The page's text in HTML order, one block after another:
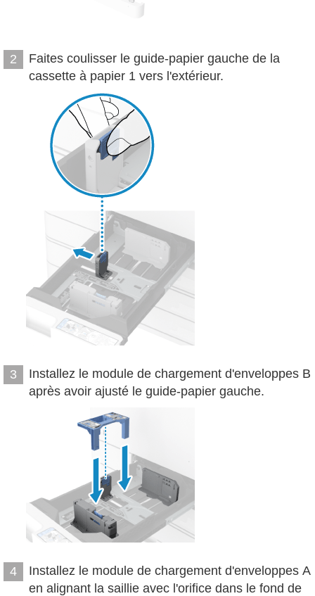
2
Faites coulisser le guide-papier gauche de la
cassette à papier 1 vers l'extérieur.
3
Installez le module de chargement d'enveloppes B
après avoir ajusté le guide-papier gauche.
4
Installez le module de chargement d'enveloppes A
en alignant la saillie avec l'orifice dans le fond de